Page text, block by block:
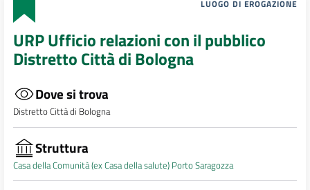
LUOGO DI EROGAZIONE
URP Ufficio relazioni con il pubblico
Distretto Città di Bologna
Dove si trova
Distretto Città di Bologna
Struttura
Casa della Comunità (ex Casa della salute) Porto Saragozza